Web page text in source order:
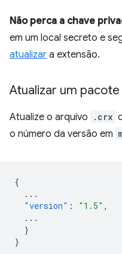
Não perca a chave
em um local secreto e
atualizar a extensão.
Atualizar um pacote
Atualize o arquivo .crx
o número da versão em
{
...
"version" : "1.5" ,
...
}
}